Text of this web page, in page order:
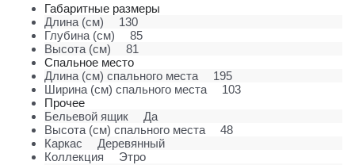
Габаритные размеры
Длина (см)
130
Глубина (см)
85
Высота (см)
81
Спальное место
Длина (см) спального места
195
Ширина (см) спального места
103
Прочее
Бельевой ящик
Да
Высота (см) спального места
48
Каркас
Деревянный
Коллекция
Этро